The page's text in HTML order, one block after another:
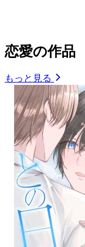
恋愛の作品
もっと見る